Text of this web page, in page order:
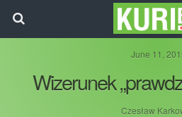
June 11,
Wizerunek
Czesław